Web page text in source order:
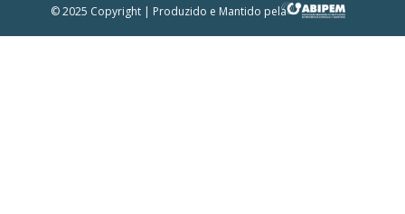
© 2025 Copyright | Produzido e Mantido pela